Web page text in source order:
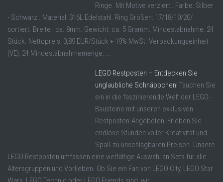
Ringe. Mit Motive verziert . Farbe: Silber
- Schwarz . Material: 316L Edelstahl. Ring Größen: 17/18/19/20/
sortiert. Breite : ca. 8mm. Gewicht: ca. 5 Gramm. Mindestabnahme: 24
Stück. Nettopreis: 0,89 EUR/Stück + 19% MwSt. Verpackungseinheit
(VE): 24 Mindestabnahmemenge: ...
LEGO Restposten – Entdecken Sie
unglaubliche Schnäppchen! Tauchen Sie
ein in die faszinierende Welt der LEGO-
Bausteine mit unseren exklusiven
Restposten-Angeboten! Erleben Sie
endlose Stunden voller Kreativität und
Spaß zu unschlagbaren Preisen. Unsere
LEGO Restposten umfassen eine vielfältige Auswahl an Sets für alle
Altersgruppen und Vorlieben. Ob Sie ein Fan von LEGO City, LEGO Star